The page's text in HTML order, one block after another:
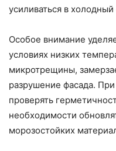
усиливаться в холодный
Особое внимание
условиях низких
микротрещины,
разрушение фасада.
проверять
необходимости
морозостойких